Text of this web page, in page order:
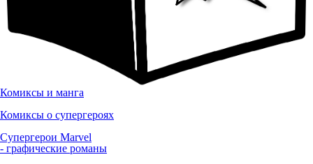
Комиксы и манга
Комиксы о супергероях
Супергерои Marvel
- графические романы